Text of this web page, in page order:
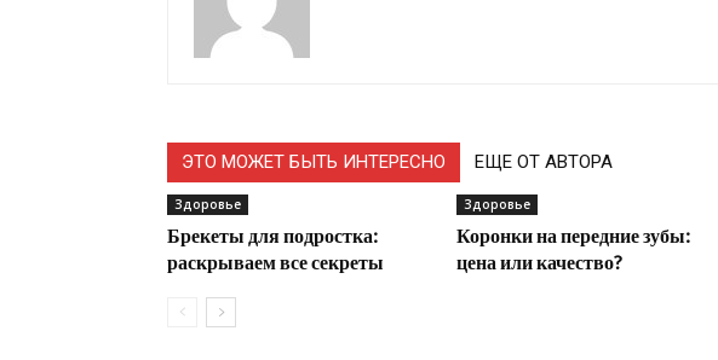
ЭТО МОЖЕТ БЫТЬ ИНТЕРЕСНО ЕЩЕ ОТ АВТОРА
Здоровье
Брекеты для подростка:
раскрываем все секреты
Здоровье
Коронки на передние зубы:
цена или качество?